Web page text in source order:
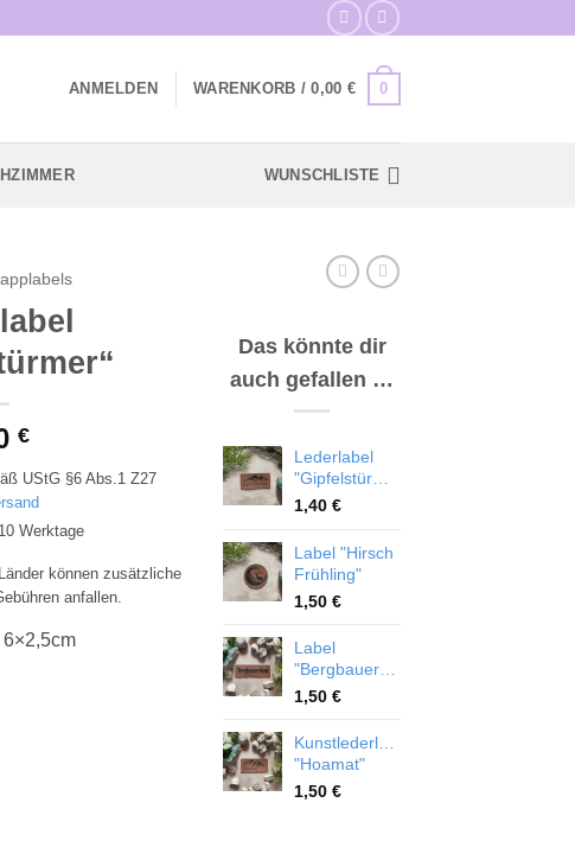
ANMELDEN WARENKORB /0,00 € 0
WUNSCHLISTE
€
UStG §6 Abs.1 Z27
Werktage
können zusätzliche
anfallen.
Das könnte dir
auch gefallen …
Lederlabel
"Gipfelstürmer"
1,40 €
Label "Hirsch
Frühling"
1,50 €
Label
"Bergbauernbua"
1,50 €
Kunstlederlabel
"Hoamat"
1,50 €